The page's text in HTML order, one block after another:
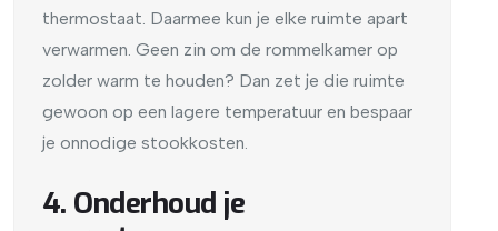
thermostaat. Daarmee kun je elke ruimte apart
verwarmen. Geen zin om de rommelkamer op
zolder warm te houden? Dan zet je die ruimte
gewoon op een lagere temperatuur en bespaar
je onnodige stookkosten.
4. Onderhoud je